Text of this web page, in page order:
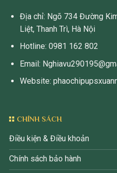
Địa chỉ: Ngõ 734 Đường
Liệt, Thanh Trì, Hà Nội
Hotline: 0981 162 802
Email:
Website:
CHÍNH SÁCH
Điều kiện & Điều khoản
Chính sách bảo hành